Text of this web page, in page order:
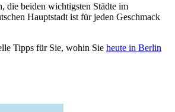
die beiden wichtigsten Städte im
Hauptstadt ist für jeden Geschmack
Tipps für Sie, wohin Sie heute in Berlin